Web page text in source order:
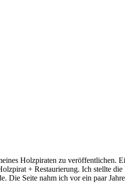
Holzpiraten zu
+ Restaurierung. Ich stellte
Die Seite nahm ich vor ein paar